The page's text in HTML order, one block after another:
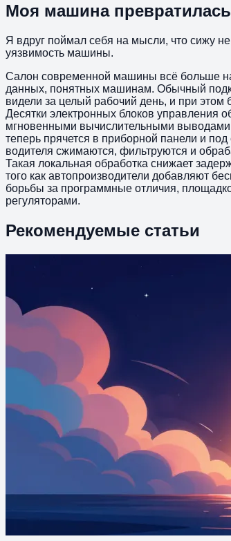
Моя машина
Я вдруг поймал себя на мысли, что сижу
уязвимость машины.
Салон современной машины всё больше
данных, понятных машинам. Обычный
видели за целый рабочий день, и при
Десятки электронных блоков управления
мгновенными вычислительными
теперь прячется в приборной панели и
водителя сжимаются, фильтруются и
Такая локальная обработка снижает
того как автопроизводители добавляют
борьбы за программные отличия,
регуляторами.
Рекомендуемые статьи